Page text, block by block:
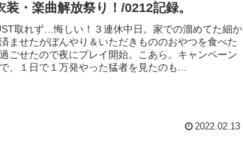
装・楽曲解放祭り！/0212記録。
取れず…悔しい！３連休中日。家での溜めてた細か
ませたがぼんやり＆いただきもののおやつを食べた
ごせたので夜にプレイ開始。こあら。キャンペーン
、１日で１万発やった猛者を見たのも...
2022.02.13